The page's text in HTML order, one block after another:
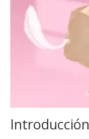
Introducción